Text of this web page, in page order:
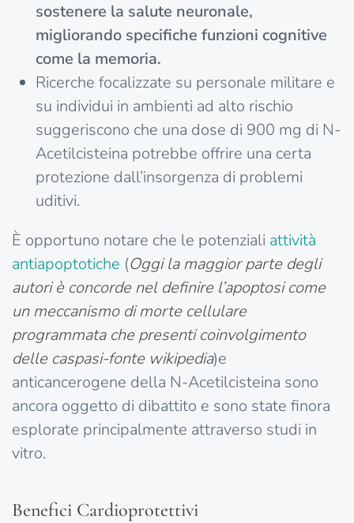
sostenere la salute neuronale,
migliorando specifiche funzioni cognitive
come la memoria.
Ricerche focalizzate su personale militare e
su individui in ambienti ad alto rischio
suggeriscono che una dose di 900 mg di N-
Acetilcisteina potrebbe offrire una certa
protezione dall’insorgenza di problemi
uditivi.
È opportuno notare che le potenziali attività
antiapoptotiche (Oggi la maggior parte degli
autori è concorde nel definire l’apoptosi come
un meccanismo di morte cellulare
programmata che presenti coinvolgimento
delle caspasi-fonte wikipedia)e
anticancerogene della N-Acetilcisteina sono
ancora oggetto di dibattito e sono state finora
esplorate principalmente attraverso studi in
vitro.
Benefici Cardioprotettivi